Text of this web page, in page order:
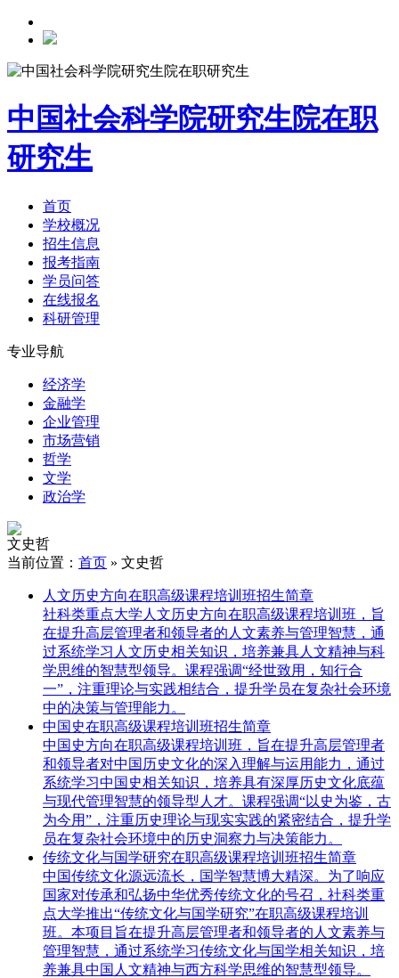
中国社会科学院研究生院在职
研究生
首页
学校概况
招生信息
报考指南
学员问答
在线报名
科研管理
专业导航
经济学
金融学
企业管理
市场营销
哲学
文学
政治学
文史哲
当前位置： 首页 » 文史哲
人文历史方向在职高级课程培训班招生简章
社科类重点大学人文历史方向在职高级课程培训班，旨
在提升高层管理者和领导者的人文素养与管理智慧，通
过系统学习人文历史相关知识，培养兼具人文精神与科
学思维的智慧型领导。课程强调“经世致用，知行合
一”，注重理论与实践相结合，提升学员在复杂社会环境
中的决策与管理能力。
中国史在职高级课程培训班招生简章
中国史方向在职高级课程培训班，旨在提升高层管理者
和领导者对中国历史文化的深入理解与运用能力，通过
系统学习中国史相关知识，培养具有深厚历史文化底蕴
与现代管理智慧的领导型人才。课程强调“以史为鉴，古
为今用”，注重历史理论与现实实践的紧密结合，提升学
员在复杂社会环境中的历史洞察力与决策能力。
传统文化与国学研究在职高级课程培训班招生简章
中国传统文化源远流长，国学智慧博大精深。为了响应
国家对传承和弘扬中华优秀传统文化的号召，社科类重
点大学推出“传统文化与国学研究”在职高级课程培训
班。本项目旨在提升高层管理者和领导者的人文素养与
管理智慧，通过系统学习传统文化与国学相关知识，培
养兼具中国人文精神与西方科学思维的智慧型领导。